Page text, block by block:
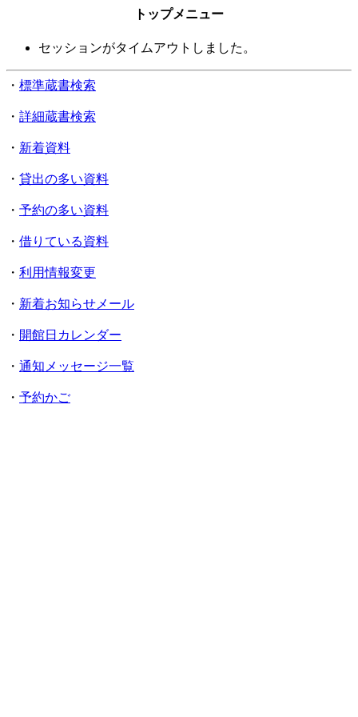
トップメニュー
セッションがタイムアウトしました。
・ 標準蔵書検索
・ 詳細蔵書検索
・ 新着資料
・ 貸出の多い資料
・ 予約の多い資料
・ 借りている資料
・ 利用情報変更
・ 新着お知らせメール
・ 開館日カレンダー
・ 通知メッセージ一覧
・ 予約かご